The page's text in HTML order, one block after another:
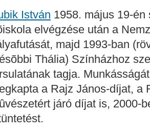
István 1958. május 19-
elvégzése után a
majd 1993-ban
Thália) Színházhoz
tagja.
a Rajz János-díjat, a
járó díjat is, 2000-